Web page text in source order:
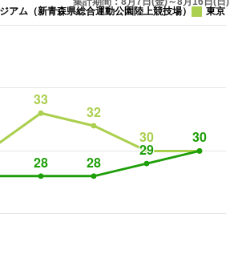
アム（新青森県総合運動公園陸上競技場）
東京